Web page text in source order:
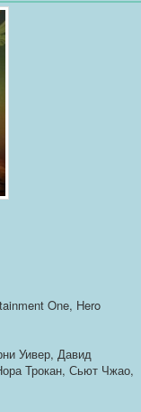
One, Hero
Уивер, Давид
Трокан, Сьют Чжао,